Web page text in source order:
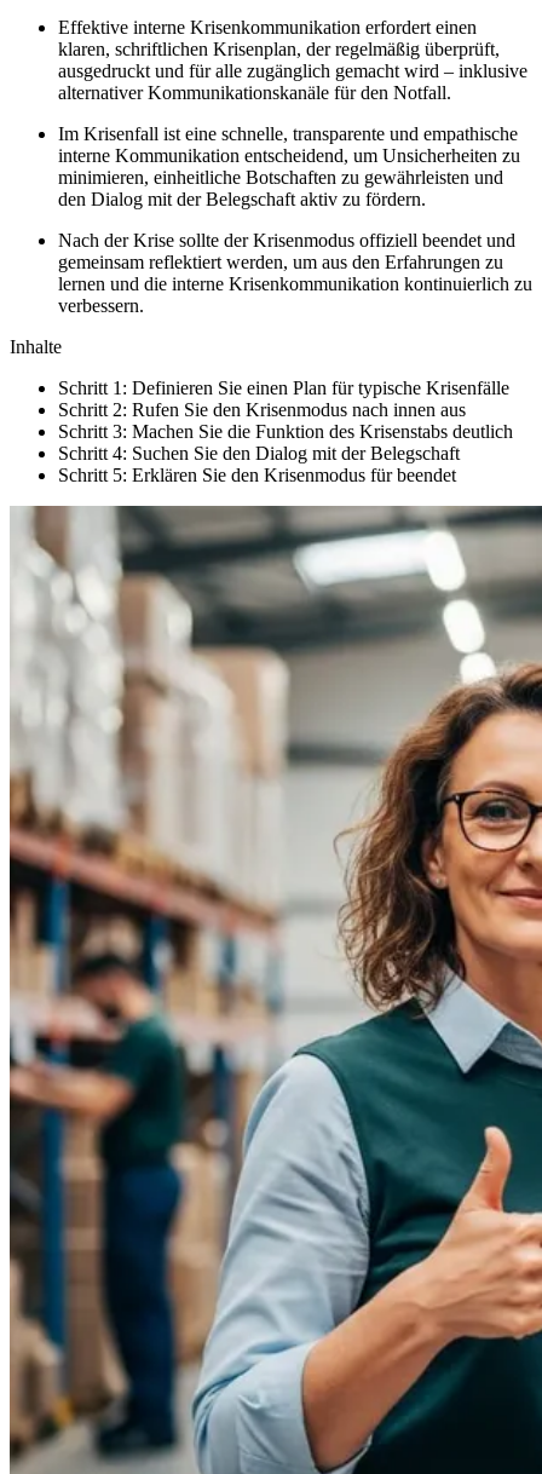
Effektive interne Krisenkommunikation erfordert einen
klaren, schriftlichen Krisenplan, der regelmäßig überprüft,
ausgedruckt und für alle zugänglich gemacht wird – inklusive
alternativer Kommunikationskanäle für den Notfall.
Im Krisenfall ist eine schnelle, transparente und empathische
interne Kommunikation entscheidend, um Unsicherheiten zu
minimieren, einheitliche Botschaften zu gewährleisten und
den Dialog mit der Belegschaft aktiv zu fördern.
Nach der Krise sollte der Krisenmodus offiziell beendet und
gemeinsam reflektiert werden, um aus den Erfahrungen zu
lernen und die interne Krisenkommunikation kontinuierlich zu
verbessern.
Inhalte
Schritt 1: Definieren Sie einen Plan für typische Krisenfälle
Schritt 2: Rufen Sie den Krisenmodus nach innen aus
Schritt 3: Machen Sie die Funktion des Krisenstabs deutlich
Schritt 4: Suchen Sie den Dialog mit der Belegschaft
Schritt 5: Erklären Sie den Krisenmodus für beendet